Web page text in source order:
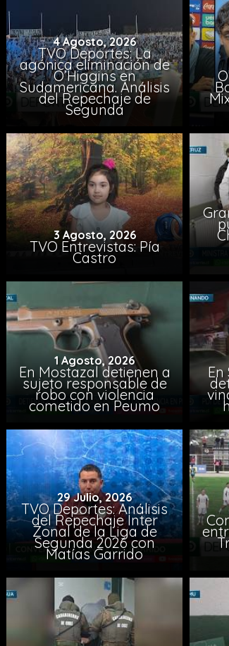
4 Agosto, 2026
TVO Deportes: La
agónica eliminación de
O’Higgins en
Sudamericana. Análisis
del Repechaje de
Segunda
3 Agosto, 2026
TVO Entrevistas: Pía
Castro
1 Agosto, 2026
En Mostazal detienen a
sujeto responsable de
robo con violencia
cometido en Peumo
En
29 Julio, 2026
TVO Deportes: Análisis
del Repechaje Inter
Zonal de la Liga de
Segunda 2026 con
Matías Garrido